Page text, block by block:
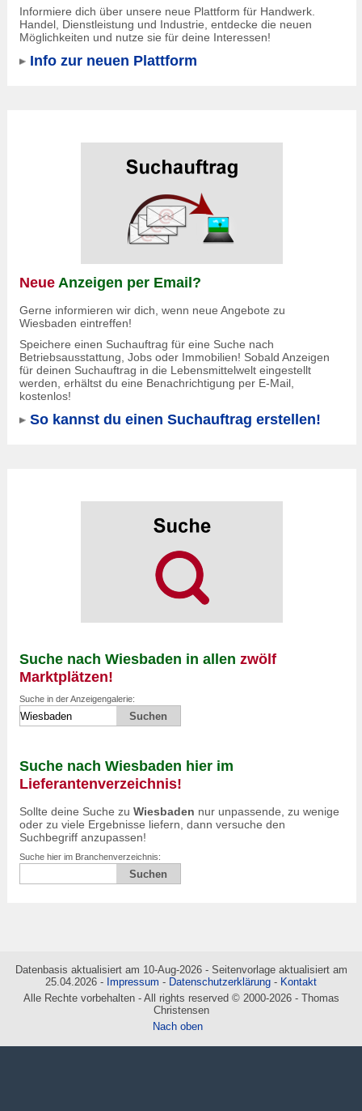
Informiere dich über unsere neue Plattform für Handwerk.
Handel, Dienstleistung und Industrie, entdecke die neuen
Möglichkeiten und nutze sie für deine Interessen!
Info zur neuen Plattform
Neue Anzeigen per Email?
Gerne informieren wir dich, wenn neue Angebote zu
Wiesbaden eintreffen!
Speichere einen Suchauftrag für eine Suche nach
Betriebsausstattung, Jobs oder Immobilien! Sobald Anzeigen
für deinen Suchauftrag in die Lebensmittelwelt eingestellt
werden, erhältst du eine Benachrichtigung per E-Mail,
kostenlos!
So kannst du einen Suchauftrag erstellen!
Suche nach Wiesbaden in allen zwölf
Marktplätzen!
Suche in der Anzeigengalerie:
Suche nach Wiesbaden hier im
Lieferantenverzeichnis!
Sollte deine Suche zu Wiesbaden nur unpassende, zu wenige
oder zu viele Ergebnisse liefern, dann versuche den
Suchbegriff anzupassen!
Suche hier im Branchenverzeichnis:
Datenbasis aktualisiert am 10-Aug-2026 - Seitenvorlage aktualisiert am
25.04.2026 - Impressum - Datenschutzerklärung - Kontakt
Alle Rechte vorbehalten - All rights reserved © 2000-2026 - Thomas
Christensen
Nach oben